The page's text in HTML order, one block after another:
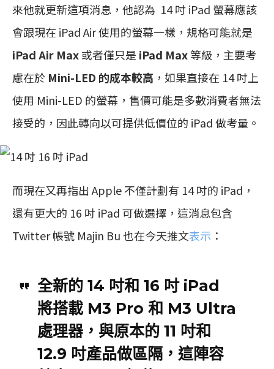
來他就更新這項消息，他認為 14 吋 iPad 螢幕應該
會跟現在 iPad Air 使用的螢幕一樣，規格可能就是
iPad Air Max或者僅只是 iPad Max等級，主要考
慮在於 Mini-LED 的成本較高 ，如果直接在 14 吋上
使用 Mini-LED 的螢幕，售價可能是多數消費者無法
接受的，因此轉向以可提供低價位的 iPad 做考量。
而現在又再指出 Apple 不僅計劃有 14 吋的 iPad，
還有更大的 16 吋 iPad 可做選擇，這消息包含
Twitter 帳號 Majin Bu 也在今天推文表示 ：
全新的 14 吋和 16 吋 iPad
將搭載 M3 Pro 和 M3 Ultra
處理器，與原本的 11 吋和
12.9 吋產品做區隔，這陣容